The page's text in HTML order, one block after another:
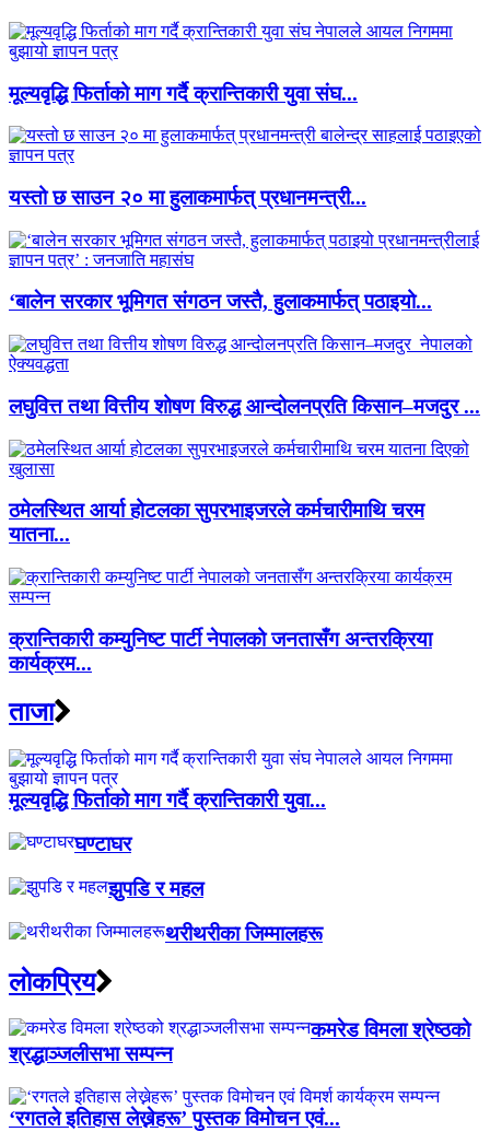
मूल्यवृद्धि फिर्ताको माग गर्दै क्रान्तिकारी युवा संघ...
यस्तो छ साउन २० मा हुलाकमार्फत् प्रधानमन्त्री...
‘बालेन सरकार भूमिगत संगठन जस्तै, हुलाकमार्फत् पठाइयो...
लघुवित्त तथा वित्तीय शोषण विरुद्ध आन्दोलनप्रति किसान–मजदुर ...
ठमेलस्थित आर्या होटलका सुपरभाइजरले कर्मचारीमाथि चरम
यातना...
क्रान्तिकारी कम्युनिष्ट पार्टी नेपालको जनतासँग अन्तरक्रिया
कार्यक्रम...
ताजा
मूल्यवृद्धि फिर्ताको माग गर्दै क्रान्तिकारी युवा...
घण्टाघर
झुपडि र महल
थरीथरीका जिम्मालहरू
लाेकप्रिय
कमरेड विमला श्रेष्ठको
श्रद्धाञ्जलीसभा सम्पन्न
‘रगतले इतिहास लेख्नेहरू’ पुस्तक विमोचन एवं...